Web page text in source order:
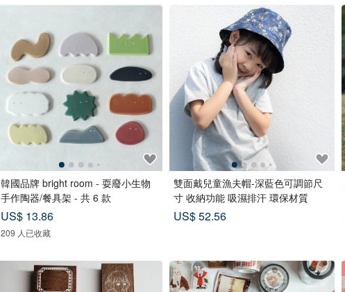
韓國品牌 bright room - 耍廢小生物
手作陶器/餐具架 - 共 6 款
US$ 13.86
209 人已收藏
雙面戴兒童漁夫帽-深藍色可調節尺
寸 收納功能 吸濕排汗 環保材質
US$ 52.56